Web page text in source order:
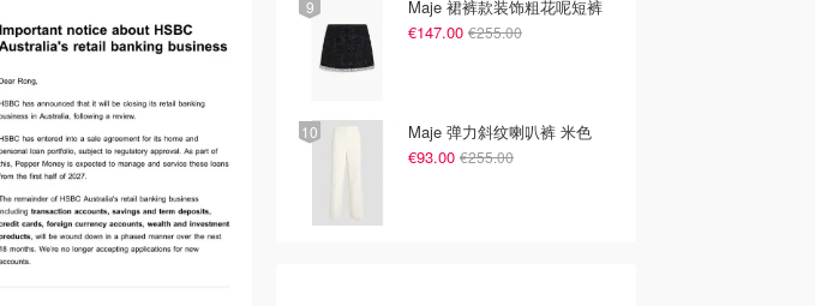
Maje 裙裤款装饰粗花呢短裤
€147.00 €255.00
Maje 弹力斜纹喇叭裤 米色
€93.00 €255.00